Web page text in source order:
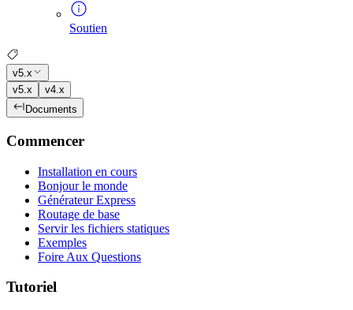
Soutien
v5.x
v5.x
v4.x
Documents
Commencer
Installation en cours
Bonjour le monde
Générateur Express
Routage de base
Servir les fichiers statiques
Exemples
Foire Aux Questions
Tutoriel